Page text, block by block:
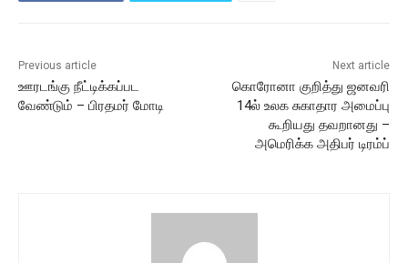
Previous article
ஊரடங்கு நீட்டிக்கப்பட
வேண்டும் – பிரதமர் மோடி
Next article
கொரோனா குறித்து ஜனவரி
14ல் உலக சுகாதார அமைப்பு
கூறியது தவறானது –
அமெரிக்க அதிபர் டிரம்ப்